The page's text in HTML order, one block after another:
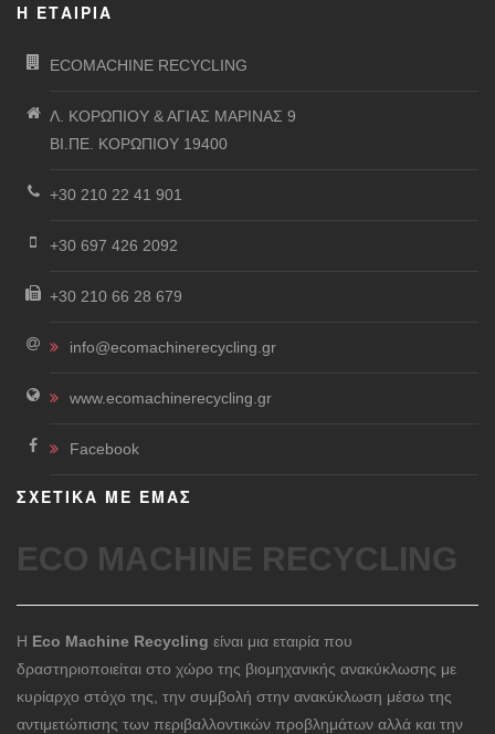
Η ΕΤΑΙΡΊΑ
ECOMACHINE RECYCLING
Λ. ΚΟΡΩΠΙΟΥ & ΑΓΙΑΣ ΜΑΡΙΝΑΣ 9
ΒΙ.ΠΕ. ΚΟΡΩΠΙΟΥ 19400
+30 210 22 41 901
+30 697 426 2092
+30 210 66 28 679
info@ecomachinerecycling.gr
www.ecomachinerecycling.gr
Facebook
ΣΧΕΤΙΚΑ ΜΕ ΕΜΑΣ
ECO MACHINE RECYCLING
Η Eco Machine Recycling είναι μια εταιρία που
δραστηριοποιείται στο χώρο της βιομηχανικής ανακύκλωσης με
κυρίαρχο στόχο της, την συμβολή στην ανακύκλωση μέσω της
αντιμετώπισης των περιβαλλοντικών προβλημάτων αλλά και την